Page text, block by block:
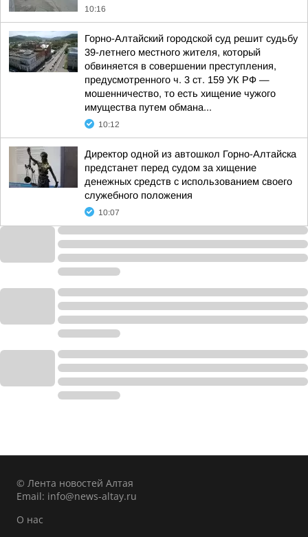
10:16
Горно-Алтайский городской суд решит судьбу
39-летнего местного жителя, который
обвиняется в совершении преступления,
предусмотренного ч. 3 ст. 159 УК РФ —
мошенничество, то есть хищение чужого
имущества путем обмана...
10:12
Директор одной из автошкол Горно-Алтайска
предстанет перед судом за хищение
денежных средств с использованием своего
служебного положения
10:07
© Лента новостей Алтая
Email: info@news-altay.ru
О нас